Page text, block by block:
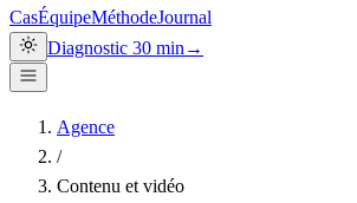
CasÉquipeMéthodeJournal
Diagnostic 30 min →
Agence
/
Contenu et vidéo